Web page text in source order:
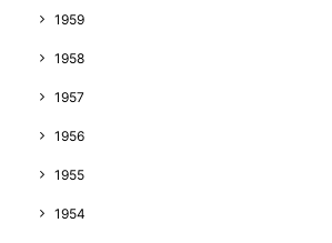
1959
1958
1957
1956
1955
1954